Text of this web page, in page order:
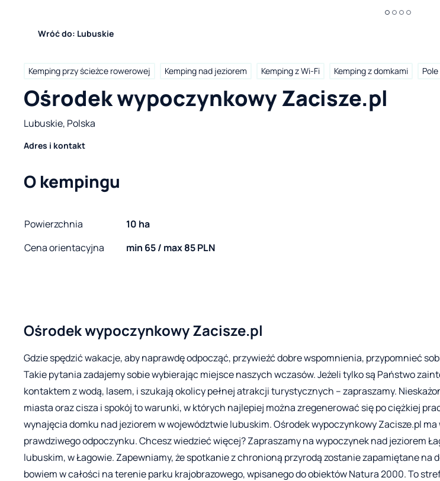
Wróć do: Lubuskie
Kemping przy ścieżce rowerowej Kemping nad jeziorem Kemping z Wi-Fi Kemping z domkami
Ośrodek wypoczynkowy Zacisze.pl
Lubuskie, Polska
Adres i kontakt
O kempingu
Powierzchnia
10 ha
Cena orientacyjna
min 65 / max 85 PLN
Ośrodek wypoczynkowy Zacisze.pl
Gdzie spędzić wakacje, aby naprawdę odpocząć, przywieźć dobre wspomnienia, przypomnieć
Takie pytania zadajemy sobie wybierając miejsce naszych wczasów. Jeżeli tylko są Państwo
kontaktem z wodą, lasem, i szukają okolicy pełnej atrakcji turystycznych – zapraszamy.
miasta oraz cisza i spokój to warunki, w których najlepiej można zregenerować się po ciężkiej
wynajęcia domku nad jeziorem w województwie lubuskim. Ośrodek wypoczynkowy Zacisze.pl
prawdziwego odpoczynku. Chcesz wiedzieć więcej? Zapraszamy na wypoczynek nad jeziorem
lubuskim, w Łagowie. Zapewniamy, że spotkanie z chronioną przyrodą zostanie zapamiętane na
bowiem w całości na terenie parku krajobrazowego, wpisanego do obiektów Natura 2000. To